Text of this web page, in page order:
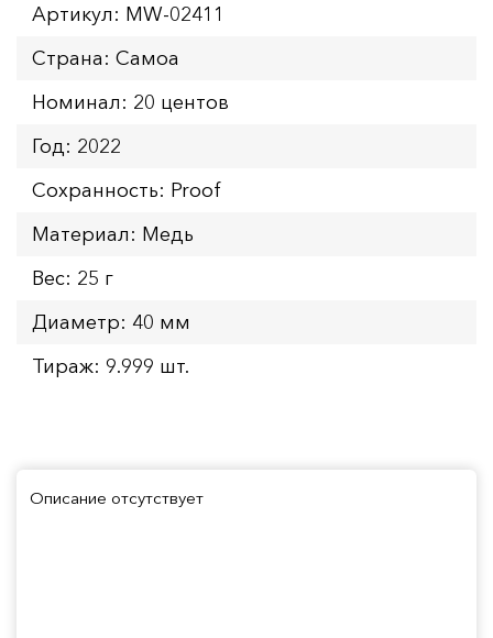
Артикул: MW-02411
Страна: Самоа
Номинал: 20 центов
Год: 2022
Сохранность: Proof
Материал: Медь
Вес: 25 г
Диаметр: 40 мм
Тираж: 9.999 шт.
Описание отсутствует